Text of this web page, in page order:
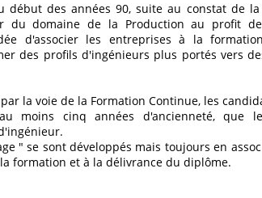
début des années 90, suite au constat de
du domaine de la Production au profit
d'associer les entreprises à la
des profils d'ingénieurs plus portés vers
la voie de la Formation Continue, les
moins cinq années d'ancienneté, que
" se sont développés mais toujours en
formation et à la délivrance du diplôme.